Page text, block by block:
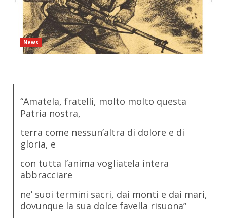
News
“Amatela, fratelli, molto molto questa
Patria nostra,
terra come nessun’altra di dolore e di
gloria, e
con tutta l’anima vogliatela intera
abbracciare
ne’ suoi termini sacri, dai monti e dai mari,
dovunque la sua dolce favella risuona”